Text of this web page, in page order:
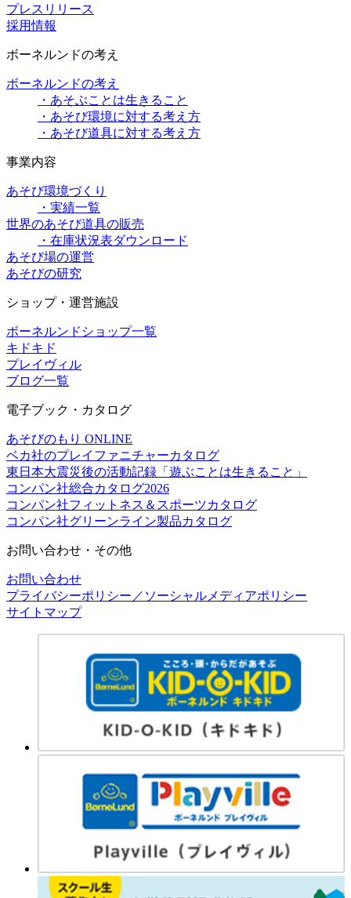
プレスリリース
採用情報
ボーネルンドの考え
ボーネルンドの考え
・あそぶことは生きること
・あそび環境に対する考え方
・あそび道具に対する考え方
事業内容
あそび環境づくり
・実績一覧
世界のあそび道具の販売
・在庫状況表ダウンロード
あそび場の運営
あそびの研究
ショップ・運営施設
ボーネルンドショップ一覧
キドキド
プレイヴィル
ブログ一覧
電子ブック・カタログ
あそびのもり ONLINE
ベカ社のプレイファニチャーカタログ
東日本大震災後の活動記録「遊ぶことは生きること」
コンパン社総合カタログ2026
コンパン社フィットネス＆スポーツカタログ
コンパン社グリーンライン製品カタログ
お問い合わせ・その他
お問い合わせ
プライバシーポリシー／ソーシャルメディアポリシー
サイトマップ